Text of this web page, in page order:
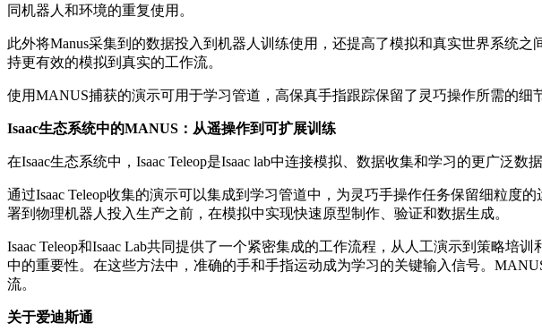
同机器人和环境的重复使用。
此外将Manus采集到的数据投入到机器人训练使用，还提高了模拟和真实世界系统
持更有效的模拟到真实的工作流。
使用MANUS捕获的演示可用于学习管道，高保真手指跟踪保留了灵巧操作所需的细
Isaac生态系统中的MANUS：从遥操作到可扩展训练
在Isaac生态系统中，Isaac Teleop是Isaac lab中连接模拟、数据收集和学习的更广泛
通过Isaac Teleop收集的演示可以集成到学习管道中，为灵巧手操作任务保留细粒度
署到物理机器人投入生产之前，在模拟中实现快速原型制作、验证和数据生成。
Isaac Teleop和Isaac Lab共同提供了一个紧密集成的工作流程，从人工演示到策略
中的重要性。在这些方法中，准确的手和手指运动成为学习的关键输入信号。
流。
关于爱迪斯通